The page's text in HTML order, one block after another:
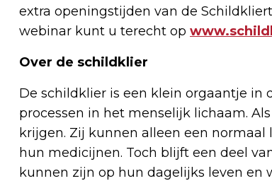
extra openingstijden van de
webinar kunt u terecht op
Over de schildklier
De schildklier is een klein orgaantje in
processen in het menselijk lichaam.
krijgen. Zij kunnen alleen een
hun medicijnen. Toch blijft een deel
kunnen zijn op hun dagelijks leven en